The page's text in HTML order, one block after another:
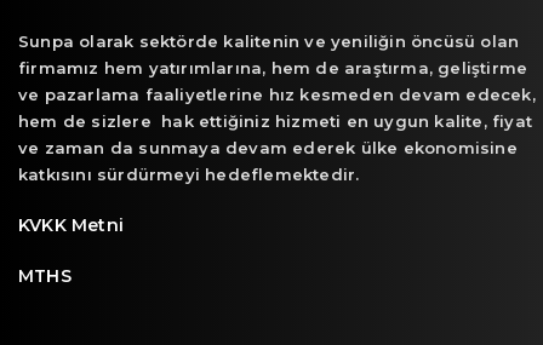
Sunpa olarak sektörde kalitenin ve yeniliğin öncüsü olan
firmamız hem yatırımlarına, hem de araştırma, geliştirme
ve pazarlama faaliyetlerine hız kesmeden devam edecek,
hem de sizlere hak ettiğiniz hizmeti en uygun kalite, fiyat
ve zaman da sunmaya devam ederek ülke ekonomisine
katkısını sürdürmeyi hedeflemektedir.
KVKK Metni
MTHS